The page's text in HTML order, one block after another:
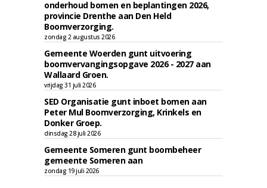
onderhoud bomen en beplantingen 2026,
provincie Drenthe aan Den Held
Boomverzorging.
zondag 2 augustus 2026
Gemeente Woerden gunt uitvoering
boomvervangingsopgave 2026 - 2027 aan
Wallaard Groen.
vrijdag 31 juli 2026
SED Organisatie gunt inboet bomen aan
Peter Mul Boomverzorging, Krinkels en
Donker Groep.
dinsdag 28 juli 2026
Gemeente Someren gunt boombeheer
gemeente Someren aan
zondag 19 juli 2026